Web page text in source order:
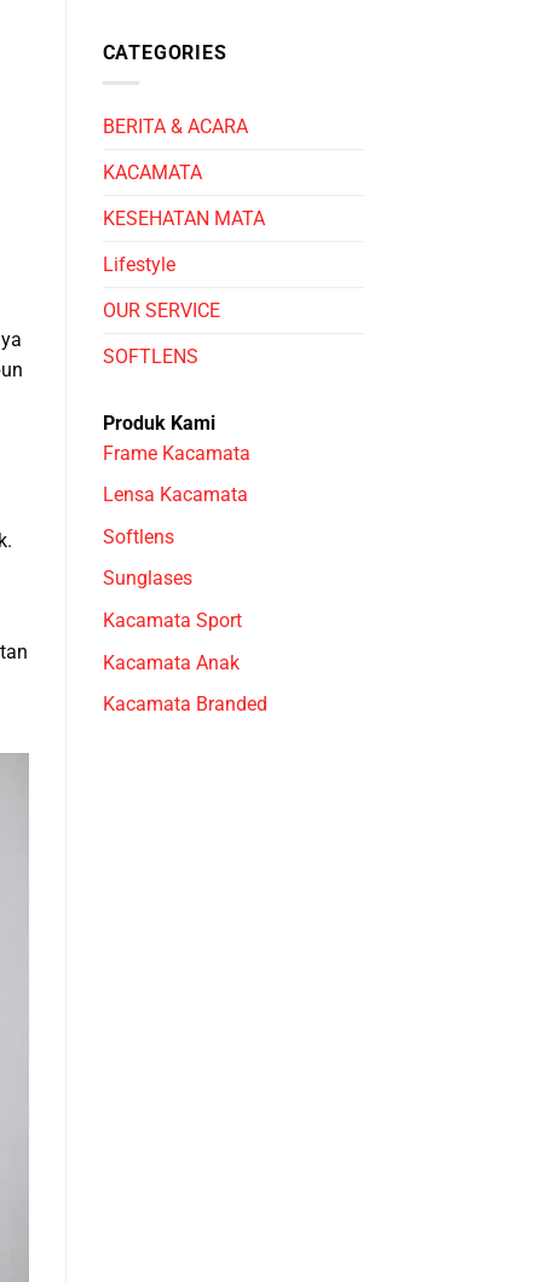
CATEGORIES
BERITA & ACARA
KACAMATA
KESEHATAN MATA
Lifestyle
OUR SERVICE
SOFTLENS
Produk Kami
Frame Kacamata
Lensa Kacamata
Softlens
Sunglases
Kacamata Sport
Kacamata Anak
Kacamata Branded